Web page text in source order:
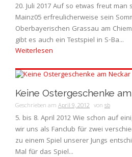
20. Juli 2017 Auf so etwas freut man
Mainz05 erfreulicherweise sein
Oberbayerischen Grassau am
gibt es auch ein Testspiel in S-Ba...
Weiterlesen
Keine Ostergeschenke
Geschrieben am April 9, 2012 von sb
5. bis 8. April 2012 Wie schon auf
wir uns als Fanclub für zwei
zu einem Spiel unserer Jungs
Mal für das Spiel...